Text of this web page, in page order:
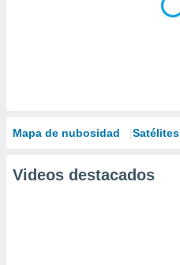
Mapa de nubosidad Satélites
Videos destacados